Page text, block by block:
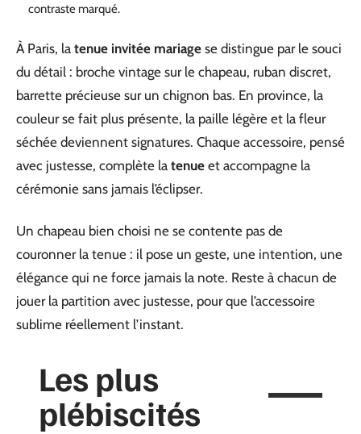
contraste marqué.
À Paris, la tenue invitée mariage se distingue par le souci
du détail : broche vintage sur le chapeau, ruban discret,
barrette précieuse sur un chignon bas. En province, la
couleur se fait plus présente, la paille légère et la fleur
séchée deviennent signatures. Chaque accessoire, pensé
avec justesse, complète la tenue et accompagne la
cérémonie sans jamais l’éclipser.
Un chapeau bien choisi ne se contente pas de
couronner la tenue : il pose un geste, une intention, une
élégance qui ne force jamais la note. Reste à chacun de
jouer la partition avec justesse, pour que l’accessoire
sublime réellement l’instant.
Les plus
plébiscités